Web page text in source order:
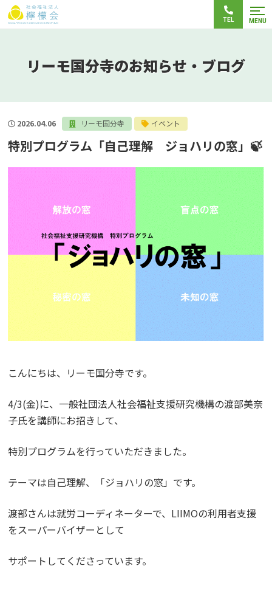
TEL MENU
リーモ国分寺のお知らせ・ブログ
2026.04.06 リーモ国分寺 イベント
特別プログラム「自己理解 ジョハリの窓」🍃
こんにちは、リーモ国分寺です。
4/3(金)に、一般社団法人社会福祉支援研究機構の渡部美奈
子氏を講師にお招きして、
特別プログラムを行っていただきました。
テーマは自己理解、「ジョハリの窓」です。
渡部さんは就労コーディネーターで、LIIMOの利用者支援
をスーパーバイザーとして
サポートしてくださっています。